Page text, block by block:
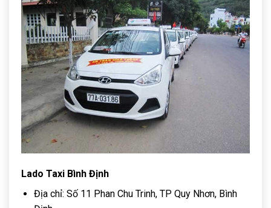
Lado Taxi Bình Định
Địa chỉ: Số 11 Phan Chu Trinh, TP Quy Nhơn, Bình